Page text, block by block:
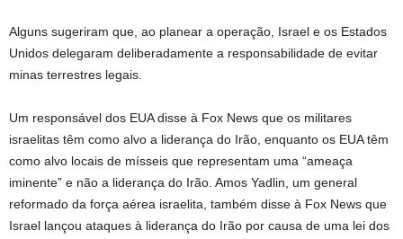
Alguns sugeriram que, ao planear a operação, Israel e os Estados
Unidos delegaram deliberadamente a responsabilidade de evitar
minas terrestres legais.
Um responsável dos EUA disse à Fox News que os militares
israelitas têm como alvo a liderança do Irão, enquanto os EUA têm
como alvo locais de mísseis que representam uma “ameaça
iminente” e não a liderança do Irão. Amos Yadlin, um general
reformado da força aérea israelita, também disse à Fox News que
Israel lançou ataques à liderança do Irão por causa de uma lei dos